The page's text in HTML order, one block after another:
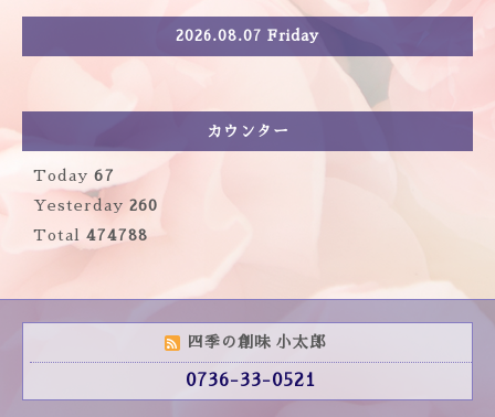
2026.08.07 Friday
カウンター
Today 67
Yesterday 260
Total 474788
四季の創味 小太郎
0736-33-0521